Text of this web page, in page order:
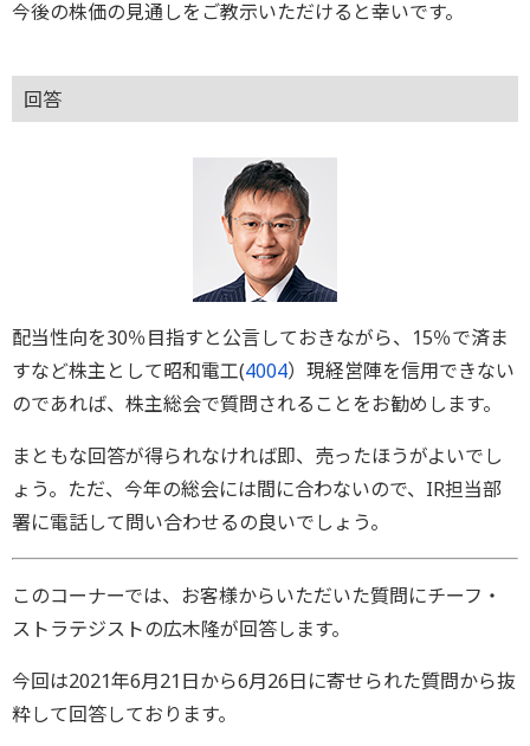
今後の株価の見通しをご教示いただけると幸いです。
回答
配当性向を30％目指すと公言しておきながら、15％で済ま
すなど株主として昭和電工(4004）現経営陣を信用できない
のであれば、株主総会で質問されることをお勧めします。
まともな回答が得られなければ即、売ったほうがよいでし
ょう。ただ、今年の総会には間に合わないので、IR担当部
署に電話して問い合わせるの良いでしょう。
このコーナーでは、お客様からいただいた質問にチーフ・
ストラテジストの広木隆が回答します。
今回は2021年6月21日から6月26日に寄せられた質問から抜
粋して回答しております。